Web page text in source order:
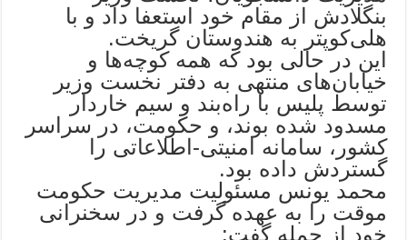
بنگلادش از مقام خود استعفا داد و با
هلی‌کوپتر به هندوستان گریخت.
این در حالی بود که همه کوچه‌ها و
خیابان‌های منتهی به دفتر نخست وزیر
توسط پلیس با راه‌بند و سیم خاردار
مسدود شده بوند، و حکومت، در سراسر
کشور، سامانه امنیتی-اطلاعاتی را
گستردش داده بود.
محمد یونس مسئولیت مدیریت حکومت
موقت را به عهده گرفت و در سخنرانی
خود از جمله گفت: